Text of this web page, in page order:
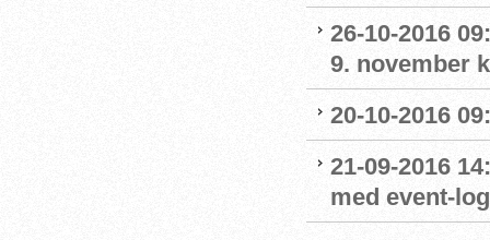
26-10-2016
9. november
20-10-2016
21-09-2016
med event-